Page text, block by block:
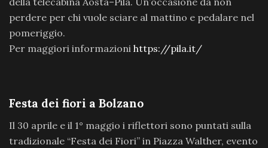
perdere per chi vuole sciare al mattino e pedalare nel
pomeriggio.
Per maggiori informazioni https://pila.it/
Festa dei fiori a Bolzano
Il 30 aprile e il 1° maggio i riflettori sono puntati sulla
tradizionale “Festa dei Fiori” in Piazza Walther, evento